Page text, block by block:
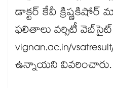
డాక్టర్‌‌‌‌‌‌‌‌‌‌‌‌‌‌‌‌ కేవీ క్రిష్ణకిషోర్‌‌‌‌‌‌‌‌‌‌‌‌‌‌‌‌
ఫలితాలు వర్సిటీ
vignan.ac.in/
ఉన్నాయని వివరించారు.